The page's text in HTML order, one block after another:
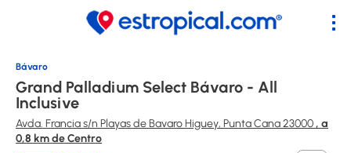
Bávaro
Grand Palladium Select Bávaro - All
Inclusive
Avda. Francia s/n Playas de Bavaro Higuey, Punta Cana 23000, a
0,8 km de Centro